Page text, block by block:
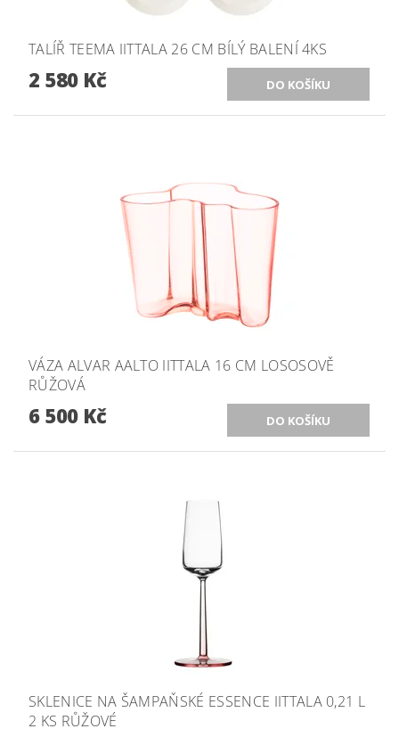
TALÍŘ TEEMA IITTALA 26 CM BÍLÝ BALENÍ 4KS
2 580 Kč
VÁZA ALVAR AALTO IITTALA 16 CM LOSOSOVĚ
RŮŽOVÁ
6 500 Kč
SKLENICE NA ŠAMPAŇSKÉ ESSENCE IITTALA 0,21 L
2 KS RŮŽOVÉ